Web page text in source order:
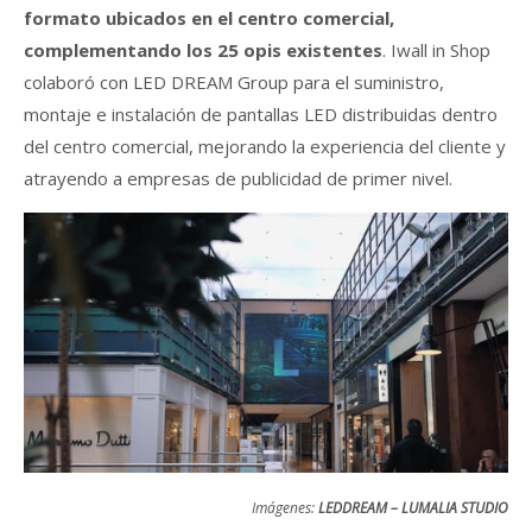
formato ubicados en el centro comercial,
complementando los 25 opis existentes. Iwall in Shop
colaboró con LED DREAM Group para el suministro,
montaje e instalación de pantallas LED distribuidas dentro
del centro comercial, mejorando la experiencia del cliente y
atrayendo a empresas de publicidad de primer nivel.
Imágenes:LEDDREAM – LUMALIA STUDIO